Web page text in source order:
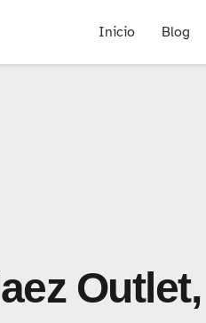
Inicio Blog
Outlet,